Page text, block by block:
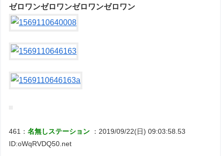
ゼロワンゼロワンゼロワンゼロワン
461：名無しステーション
：2019/09/22(日) 09:03:58.53
ID:oWqRVDQ50.net